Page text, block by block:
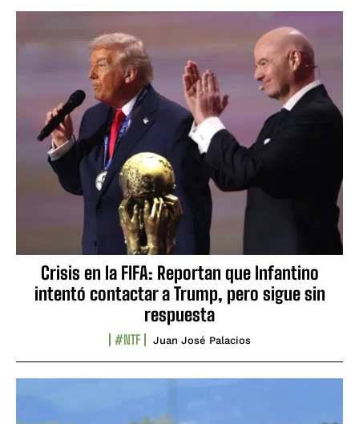
Crisis en la FIFA: Reportan que Infantino
intentó contactar a Trump, pero sigue sin
respuesta
#NTF Juan José Palacios